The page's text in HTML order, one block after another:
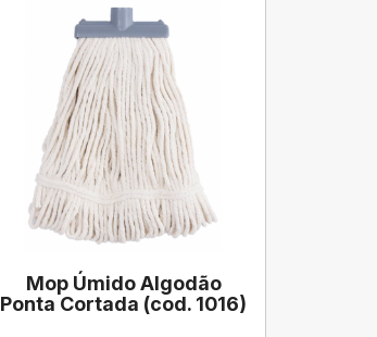
Mop Úmido Algodão
Ponta Cortada (cod. 1016)